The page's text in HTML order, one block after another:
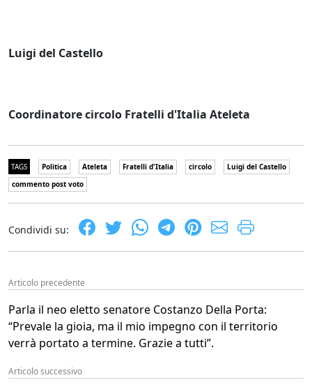
Luigi del Castello
Coordinatore circolo Fratelli d'Italia Ateleta
TAGS Politica Ateleta Fratelli d'Italia circolo
Luigi del Castello
commento post voto
Condividi su:
Articolo precedente
Parla il neo eletto senatore Costanzo Della Porta:
“Prevale la gioia, ma il mio impegno con il territorio
verrà portato a termine. Grazie a tutti”.
Articolo successivo